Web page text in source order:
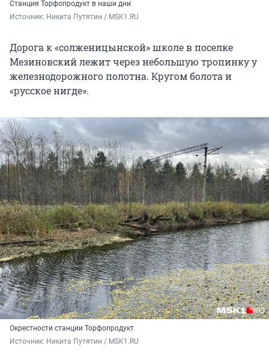
Станция Торфопродукт в наши дни
Источник: Никита Путятин / MSK1.RU
Дорога к «солженицынской» школе в поселке
Мезиновский лежит через небольшую тропинку у
железнодорожного полотна. Кругом болота и
«русское нигде».
Окрестности станции Торфопродукт
Источник: Никита Путятин / MSK1.RU